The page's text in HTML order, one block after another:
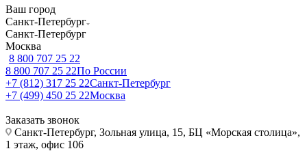
Ваш город
Санкт-Петербург
Санкт-Петербург
Москва
8 800 707 25 22
8 800 707 25 22По России
+7 (812) 317 25 22Санкт-Петербург
+7 (499) 450 25 22Москва
Заказать звонок
Санкт-Петербург, Зольная улица, 15, БЦ «Морская столица»,
1 этаж, офис 106